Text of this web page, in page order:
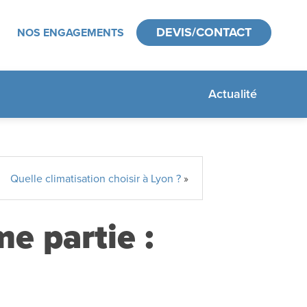
NOS ENGAGEMENTS DEVIS/CONTACT
Actualité
Quelle climatisation choisir à Lyon ? »
partie :